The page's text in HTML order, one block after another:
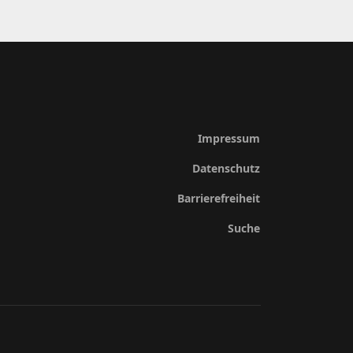
Impressum
Datenschutz
Barrierefreiheit
Suche